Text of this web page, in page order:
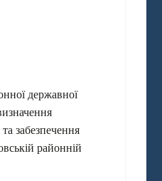
державної
забезпечення
районній